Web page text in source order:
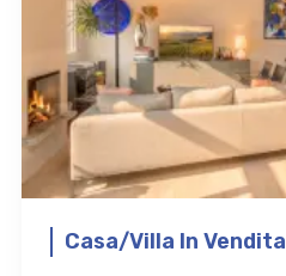
Casa/Villa In Vendita